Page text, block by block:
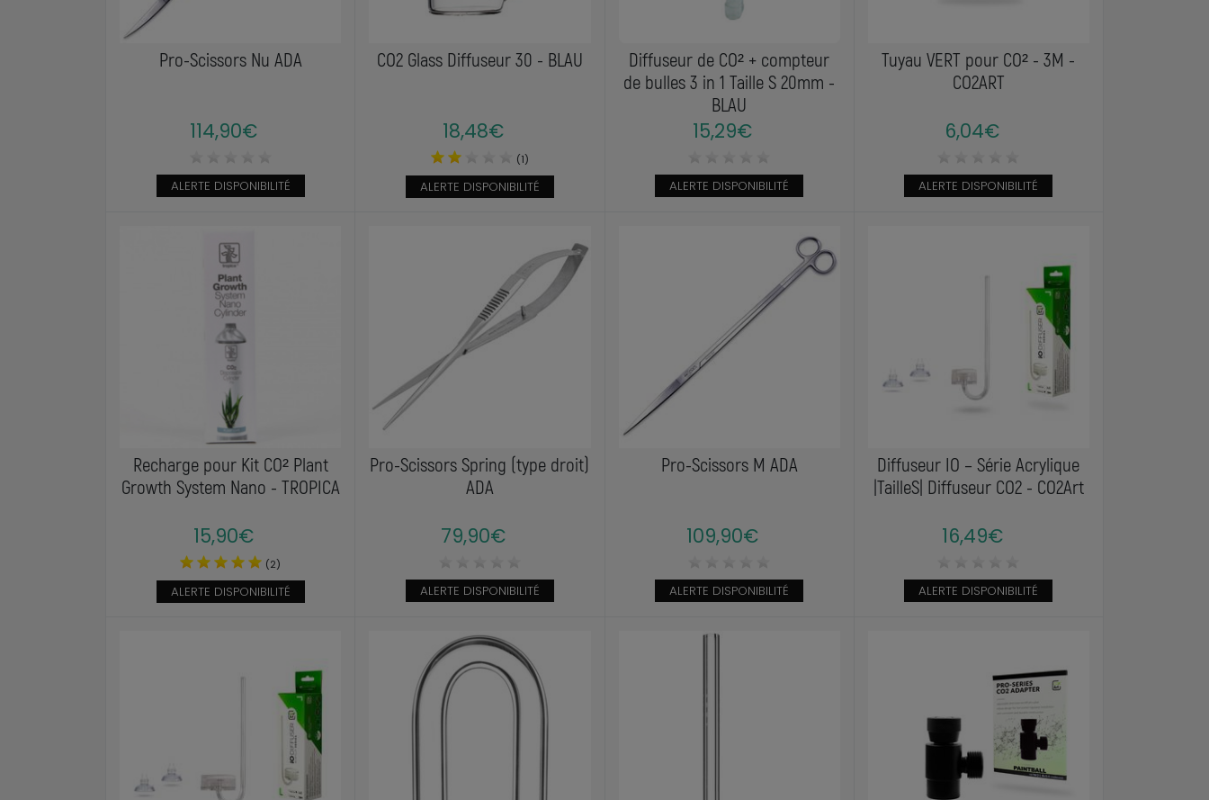
Pro-Scissors Nu ADA
114,90€
ALERTE DISPONIBILITÉ
CO2 Glass Diffuseur 30 - BLAU
18,48€
(1)
ALERTE DISPONIBILITÉ
Diffuseur de CO² + compteur
de bulles 3 in 1 Taille S 20mm -
BLAU
15,29€
ALERTE DISPONIBILITÉ
Tuyau VERT pour CO² - 3M -
CO2ART
6,04€
ALERTE DISPONIBILITÉ
Recharge pour Kit CO² Plant
Growth System Nano - TROPICA
15,90€
(2)
ALERTE DISPONIBILITÉ
Pro-Scissors Spring (type droit)
ADA
79,90€
ALERTE DISPONIBILITÉ
Pro-Scissors M ADA
109,90€
ALERTE DISPONIBILITÉ
Diffuseur IO – Série Acrylique
|TailleS| Diffuseur CO2 - CO2Art
16,49€
ALERTE DISPONIBILITÉ